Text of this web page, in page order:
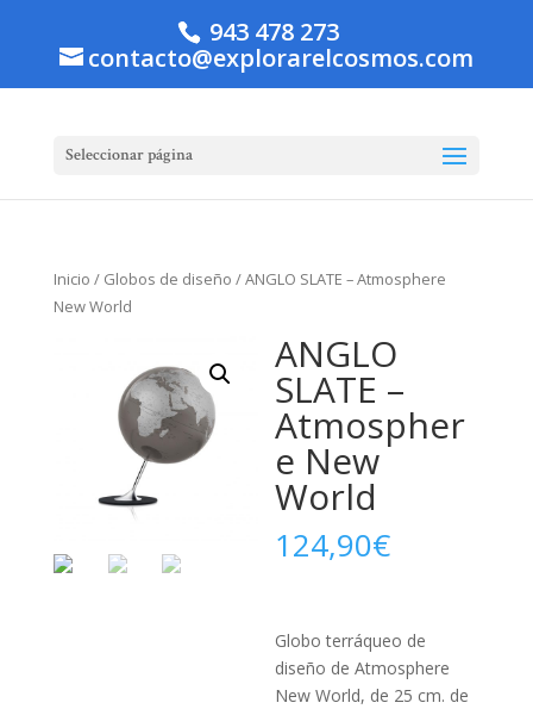
943 478 273
contacto@explorarelcosmos.com
Seleccionar página
Inicio / Globos de diseño / ANGLO SLATE – Atmosphere
New World
ANGLO
SLATE –
Atmospher
e New
World
124,90€
Globo terráqueo de
diseño de Atmosphere
New World, de 25 cm. de